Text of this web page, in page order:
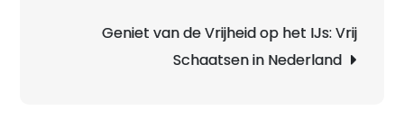
Noren
voor
Geniet van de Vrijheid op het IJs: Vrij
Schaatsen in Nederland